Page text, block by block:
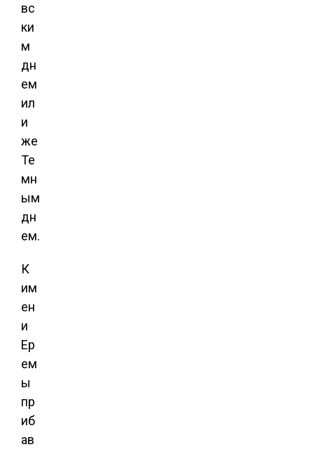
вс
ки
м
дн
ем
ил
и
же
Те
мн
ым
дн
ем.
К
им
ен
и
Ер
ем
ы
пр
иб
ав